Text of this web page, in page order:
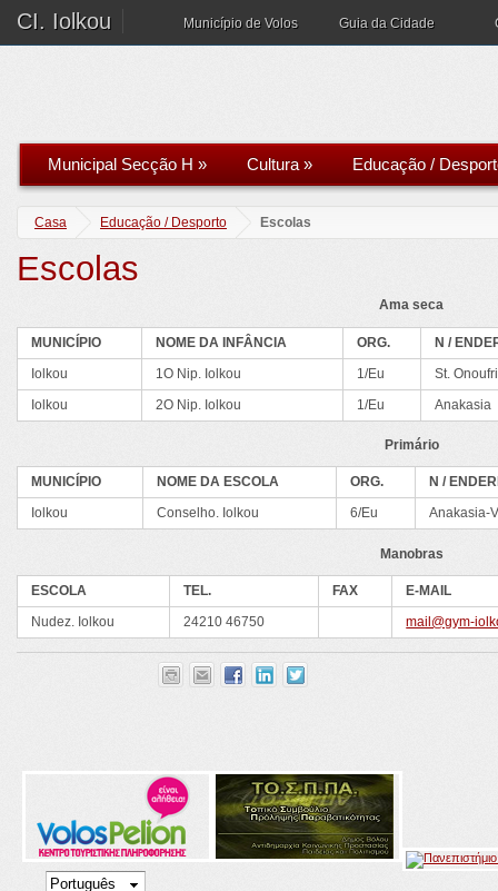
CI. Iolkou Município de Volos Guia da Cidade
Municipal Secção H » Cultura» Educação /
Casa Educação / Desporto Escolas
Escolas
Ama seca
MUNICÍPIO NOME DA INFÂNCIA ORG.
N /
Iolkou
1O Nip. Iolkou 1/Eu
St.
Iolkou
2O Nip. Iolkou 1/Eu Anakasia
Primário
MUNICÍPIO NOME DA ESCOLA ORG.
N /
Iolkou
Conselho. Iolkou 6/Eu Anakasia-
Manobras
ESCOLA TEL. FAX
E-MAIL
Nudez. Iolkou
24210 46750 mail@gym-